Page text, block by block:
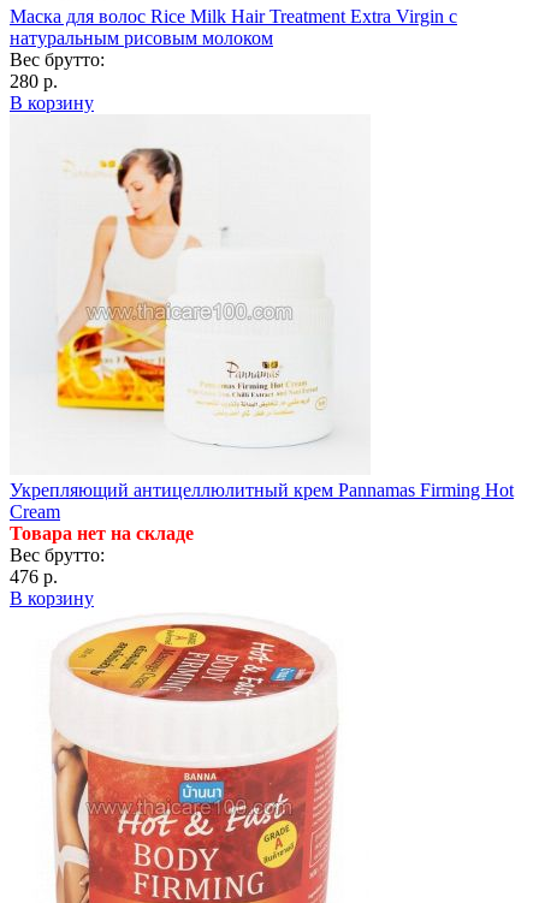
Маска для волос Rice Milk Hair Treatment Extra Virgin с
натуральным рисовым молоком
Вес брутто:
280 р.
В корзину
Укрепляющий антицеллюлитный крем Pannamas Firming Hot
Cream
Товара нет на складе
Вес брутто:
476 р.
В корзину